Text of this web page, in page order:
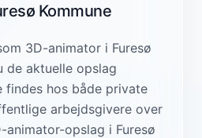
Kommune
3D-animator i Furesø
de aktuelle opslag
findes hos både private
arbejdsgivere over
animator-opslag i Furesø